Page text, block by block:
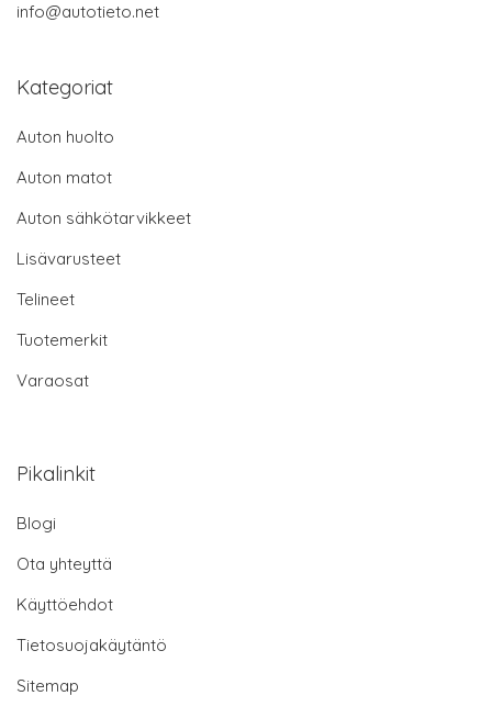
info@autotieto.net
Kategoriat
Auton huolto
Auton matot
Auton sähkötarvikkeet
Lisävarusteet
Telineet
Tuotemerkit
Varaosat
Pikalinkit
Blogi
Ota yhteyttä
Käyttöehdot
Tietosuojakäytäntö
Sitemap